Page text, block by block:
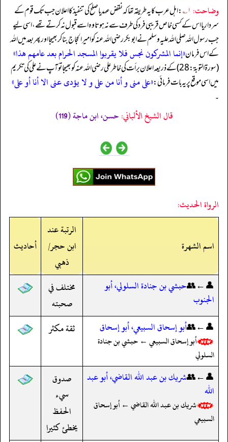
وضاحت: ۱؎ : اہل عرب کا یہ طریقہ تھا کہ نقض عہد یا صلح کی تنفیذ کا اعلان جب تک قوم کے
سردار یا اس کے کسی خاص قریبی فرد کی طرف سے نہ ہوتا وہ اسے قبول نہ کرتے تھے، اسی لیے
جب رسول اللہ صلی اللہ علیہ وسلم نے ابوبکر رضی الله عنہ کو امیر الحجاج بنا کر بھیجا اور پھر بعد میں اللہ
کے اس فرمان«إنما المشركون نجس فلا يقربوا المسجد الحرام بعد عامهم هذا»
(سورة التوبة: 28) کے ذریعہ اعلان برأت کی خاطر علی رضی الله عنہ کو بھیجا تو آپ نے علی کی تکریم
میں اسی موقع پر یہ بات فرمائی:«علی منی و أنا من علی و لا یؤدی عنی الا أنا أو علی»
۔
قال الشيخ الألباني:حسن، ابن ماجة (119)
الرواة الحديث:
اسم الشهرة
الرتبة عند
ابن حجر/
ذهبي
أحاديث
👤←👥حبشي بن جنادة السلولي، أبو
الجنوب
مختلف في
صحبته
👤←👥أبو إسحاق السبيعي، أبو إسحاق
أبو إسحاق السبيعي ← حبشي بن جنادة
السلولي
ثقة مكثر
👤←👥شريك بن عبد الله القاضي، أبو عبد
الله
شريك بن عبد الله القاضي ← أبو إسحاق
السبيعي
صدوق
سيء
الحفظ
يخطئ كثيرا